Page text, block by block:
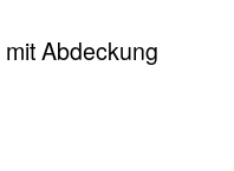
mit Abdeckung